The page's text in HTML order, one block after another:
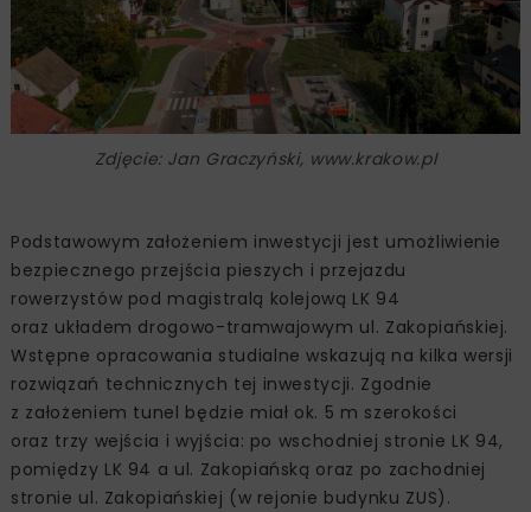
Zdjęcie: Jan Graczyński, www.krakow.pl
Podstawowym założeniem inwestycji jest umożliwienie
bezpiecznego przejścia pieszych i przejazdu
rowerzystów pod magistralą kolejową LK 94
oraz układem drogowo-tramwajowym ul. Zakopiańskiej.
Wstępne opracowania studialne wskazują na kilka wersji
rozwiązań technicznych tej inwestycji. Zgodnie
z założeniem tunel będzie miał ok. 5 m szerokości
oraz trzy wejścia i wyjścia: po wschodniej stronie LK 94,
pomiędzy LK 94 a ul. Zakopiańską oraz po zachodniej
stronie ul. Zakopiańskiej (w rejonie budynku ZUS).